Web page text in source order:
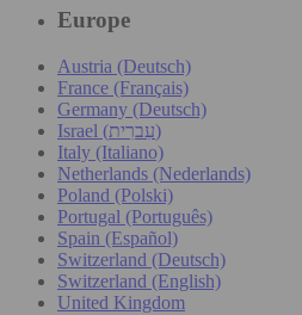
Europe
Austria (Deutsch)
France (Français)
Germany (Deutsch)
Israel (עִברִית)
Italy (Italiano)
Netherlands (Nederlands)
Poland (Polski)
Portugal (Português)
Spain (Español)
Switzerland (Deutsch)
Switzerland (English)
United Kingdom